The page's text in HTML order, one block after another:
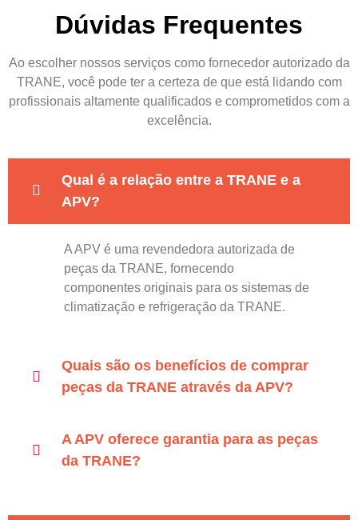
Dúvidas Frequentes
Ao escolher nossos serviços como fornecedor autorizado da
TRANE, você pode ter a certeza de que está lidando com
profissionais altamente qualificados e comprometidos com a
excelência.
Qual é a relação entre a TRANE e a
APV?
A APV é uma revendedora autorizada de
peças da TRANE, fornecendo
componentes originais para os sistemas de
climatização e refrigeração da TRANE.
Quais são os benefícios de comprar
peças da TRANE através da APV?
A APV oferece garantia para as peças
da TRANE?